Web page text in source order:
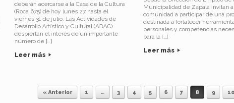
deberán acercarse a la Casa de la Cultura
(Roca 675) de hoy lunes 27 hasta el
viernes 31 de julio. Las Actividades de
Desarrollo Artístico y Cultural (ADAC)
despiertan el interés de un importante
número de […]
Leer más
Municipalidad de Zapala invitan a
comunidad a participar de una
destinada a fortalecer
personales y competencias
para la […]
Leer más
« Anterior 1 … 3 4 5 6 7 8 9 10